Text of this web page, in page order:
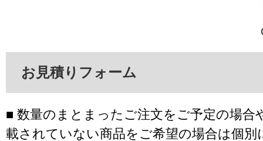
お見積りフォーム
■ 数量のまとまったご注文をご予定の場合
載されていない商品をご希望の場合は個別